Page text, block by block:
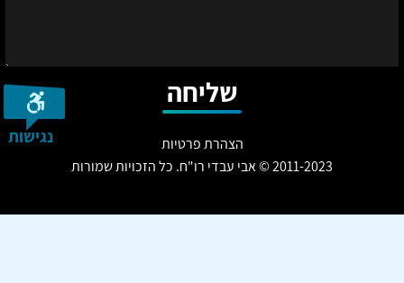
נגישות
שליחה
2011-2023 © אבי עבדי רו"ח. כל הזכויות שמורות
הצהרת פרטיות